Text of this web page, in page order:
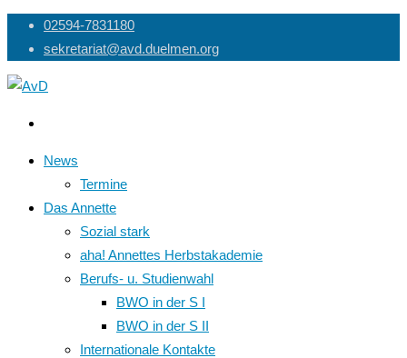
Skip
content
02594-7831180
sekretariat@avd.duelmen.org
News
Termine
Das Annette
Sozial stark
aha! Annettes Herbstakademie
Berufs- u. Studienwahl
BWO in der S I
BWO in der S II
Internationale Kontakte